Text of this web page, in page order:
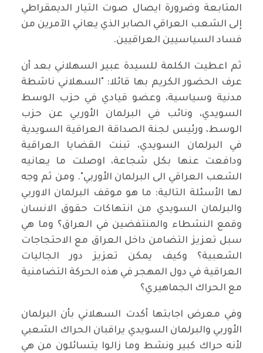
المتابعة وضرورة ايصال صوت التيار الديمقراطي
إلى الشعب العراقي الصابر الذي يعاني الآمرين من
فساد السياسيين العراقيين.
ثم اعطيت الكلمة للسيدة عبير السهلاني بعد أن
عرف الحضور الكريم بها قائلا: "السهلاني ناشطة
مدنية وسياسية، وعضو قيادي في حزب الوسط
السويدي، ونائب في البرلمان الأوربي عن حزب
الوسط، ورئيس لجنة الصداقة العراقية السويدية
في البرلمان السويدي، تبنت القضايا العراقية
ودافعت عنها بكل شجاعة، اوصلت ما يعانيه
الشعب العراقي الى البرلمان الأوربي". ومن ثم وجه
لها الأسئلة التالية: ما هو موقف البرلمان الاوربي
والبرلمان السويدي من انتهاكات حقوق الانسان
وقمع النشطاء والمنتفضين في العراق؟ وما هي
سبل تعزيز التضامن داخل العراق مع الاحتجاجات
الشعبية؟ وكيف يمكن تعزيز دور الجاليات
العراقية في دول المهجر في هذه الحركة التضامنية
مع الحراك الجماهيري؟
وفي معرض اجابتها أكدت السهلاني بأن البرلمان
الأوربي والبرلمان السويدي يراقبان الحراك الشعبي
لأنه حراك كبير ونشط وما زالوا يتسائلون من هي